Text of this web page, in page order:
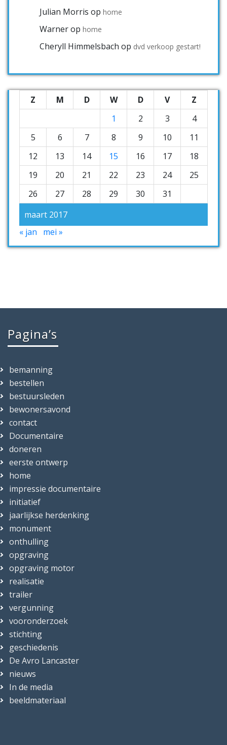
Julian Morris op home
Warnerop home
Cheryll Himmelsbach op dvd verkoop gestart!
maart 2017
Z M D W D V
Z
1
2 3
4
5
6 7 8 9 10
11
12
13 14 15 16 17
18
19
20 21 22 23 24
25
26
27 28 29 30 31
« jan mei »
Pagina’s
bemanning
bestellen
bestuursleden
bewonersavond
contact
Documentaire
doneren
eerste ontwerp
home
impressie documentaire
initiatief
jaarlijkse herdenking
monument
onthulling
opgraving
opgraving motor
realisatie
trailer
vergunning
vooronderzoek
stichting
geschiedenis
De Avro Lancaster
nieuws
In de media
beeldmateriaal